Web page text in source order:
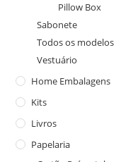
Pillow Box
Sabonete
Todos os modelos
Vestuário
Home Embalagens
Kits
Livros
Papelaria